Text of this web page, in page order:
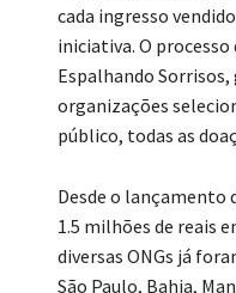
cada ingresso
iniciativa. O
Espalhando
organizações
público, todas as
Desde o lançamento
1.5 milhões de reais
diversas ONGs já
São Paulo, Bahia,